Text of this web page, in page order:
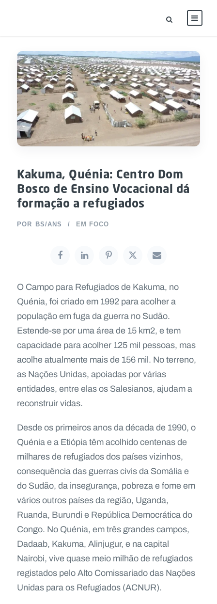
Kakuma, Quénia: Centro Dom
Bosco de Ensino Vocacional dá
formação a refugiados
POR BS/ANS EM FOCO
O Campo para Refugiados de Kakuma, no
Quénia, foi criado em 1992 para acolher a
população em fuga da guerra no Sudão.
Estende-se por uma área de 15 km2, e tem
capacidade para acolher 125 mil pessoas, mas
acolhe atualmente mais de 156 mil. No terreno,
as Nações Unidas, apoiadas por várias
entidades, entre elas os Salesianos, ajudam a
reconstruir vidas.
Desde os primeiros anos da década de 1990, o
Quénia e a Etiópia têm acolhido centenas de
milhares de refugiados dos países vizinhos,
consequência das guerras civis da Somália e
do Sudão, da insegurança, pobreza e fome em
vários outros países da região, Uganda,
Ruanda, Burundi e República Democrática do
Congo. No Quénia, em três grandes campos,
Dadaab, Kakuma, Alinjugur, e na capital
Nairobi, vive quase meio milhão de refugiados
registados pelo Alto Comissariado das Nações
Unidas para os Refugiados (ACNUR).